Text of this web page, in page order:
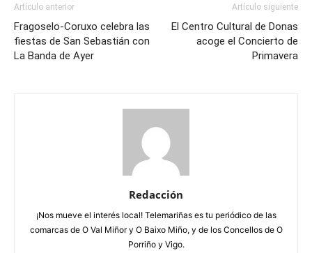
Artículo anterior
Fragoselo-Coruxo celebra las
fiestas de San Sebastián con
La Banda de Ayer
Artículo siguiente
El Centro Cultural de Donas
acoge el Concierto de
Primavera
Redacción
¡Nos mueve el interés local! Telemariñas es tu periódico de las
comarcas de O Val Miñor y O Baixo Miño, y de los Concellos de O
Porriño y Vigo.